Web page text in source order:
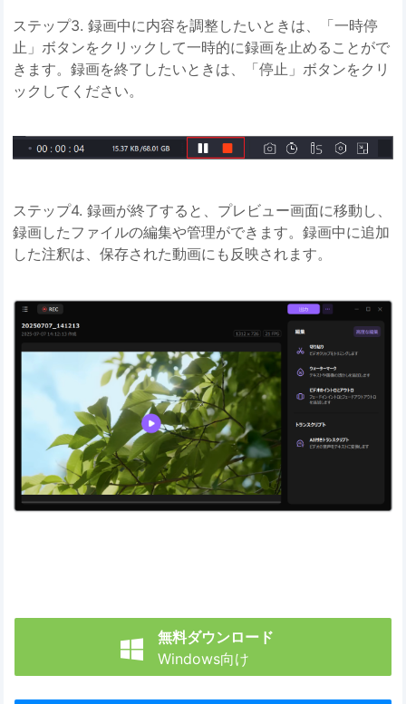
ステップ3. 録画中に内容を調整したいときは、「一時停
止」ボタンをクリックして一時的に録画を止めることがで
きます。録画を終了したいときは、「停止」ボタンをクリ
ックしてください。
ステップ4. 録画が終了すると、プレビュー画面に移動し、
録画したファイルの編集や管理ができます。録画中に追加
した注釈は、保存された動画にも反映されます。

無料ダウンロード
Windows向け